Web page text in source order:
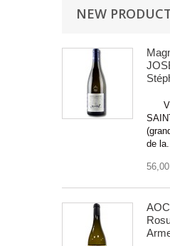
NEW
de la...